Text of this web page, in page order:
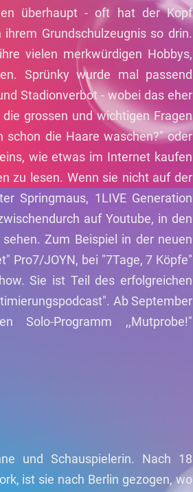
überhaupt - oft hat der Kopf
Grundschulzeugnis so drin.
vielen merkwürdigen Hobbys,
Sprünky wurde mal passend
Stadionverbot - wobei das eher
grossen und wichtigen Fragen
die Haare waschen?" oder
wie etwas im Internet kaufen
zu lesen. Wenn sie nicht auf der
Springmaus, 1LIVE Generation
auf Youtube, in den
Zum Beispiel in der neuen
Pro7/JOYN, bei "7Tage, 7 Köpfe"
Sie ist Teil des erfolgreichen
Ab September
Programm ,,Mutprobe!"
und Schauspielerin. Nach 18
ist sie nach Berlin gezogen, wo